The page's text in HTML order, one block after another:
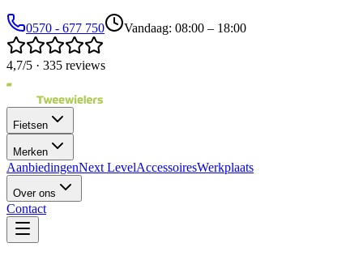
0570 - 677 750 Vandaag: 08:00 – 18:00
4,7/5 · 335 reviews
Fietsen
Merken
AanbiedingenNext LevelAccessoiresWerkplaats
Over ons
Contact